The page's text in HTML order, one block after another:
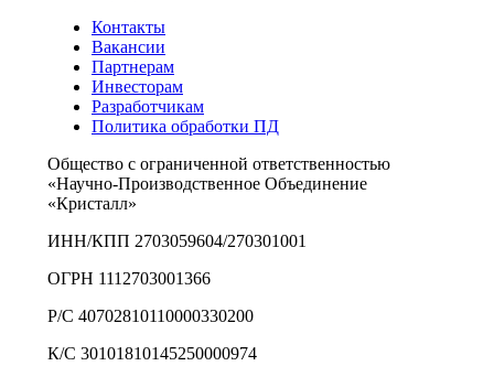
Контакты
Вакансии
Партнерам
Инвесторам
Разработчикам
Политика обработки ПД
Общество с ограниченной ответственностью
«Научно-Производственное Объединение
«Кристалл»
ИНН/КПП 2703059604/270301001
ОГРН 1112703001366
Р/С 40702810110000330200
К/С 30101810145250000974